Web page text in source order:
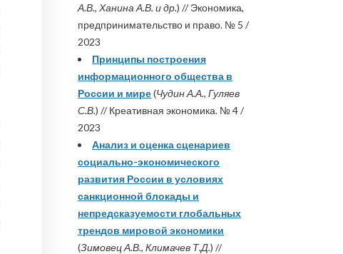
А.В., Ханина А.В. и др.) // Экономика,
предпринимательство и право. № 5 /
2023
Принципы построения
информационного общества в
России и мире(Чудин А.А., Гуляев
С.В.) // Креативная экономика. № 4 /
2023
Анализ и оценка сценариев
социально-экономического
развития России в условиях
санкционной блокады и
непредсказуемости глобальных
трендов мировой экономики
(Зимовец А.В., Климачев Т.Д.) //